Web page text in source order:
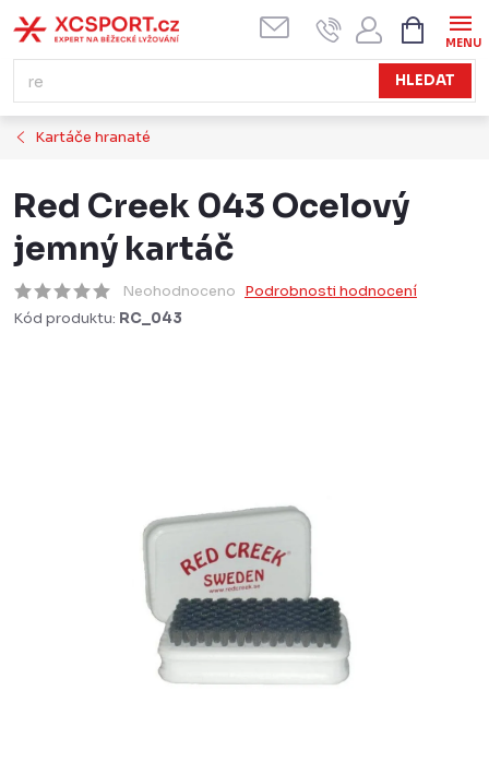
na
obsah
HLEDAT
KOŠÍK
Kartáče hranaté
Red Creek 043 Ocelový
jemný kartáč
Neohodnoceno Podrobnosti hodnocení
Kód produktu: RC_043